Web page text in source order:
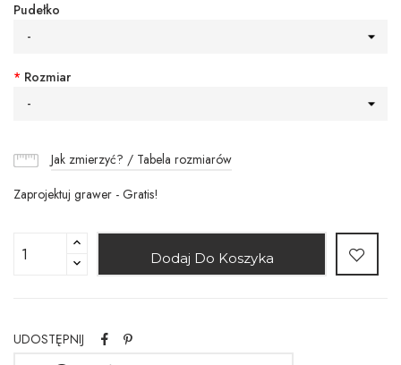
Pudełko
-
* Rozmiar
-
Jak zmierzyć? / Tabela rozmiarów
Zaprojektuj grawer - Gratis!
Dodaj Do Koszyka
UDOSTĘPNIJ